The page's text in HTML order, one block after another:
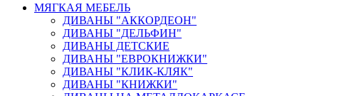
МЯГКАЯ МЕБЕЛЬ
ДИВАНЫ "АККОРДЕОН"
ДИВАНЫ "ДЕЛЬФИН"
ДИВАНЫ ДЕТСКИЕ
ДИВАНЫ "ЕВРОКНИЖКИ"
ДИВАНЫ "КЛИК-КЛЯК"
ДИВАНЫ "КНИЖКИ"